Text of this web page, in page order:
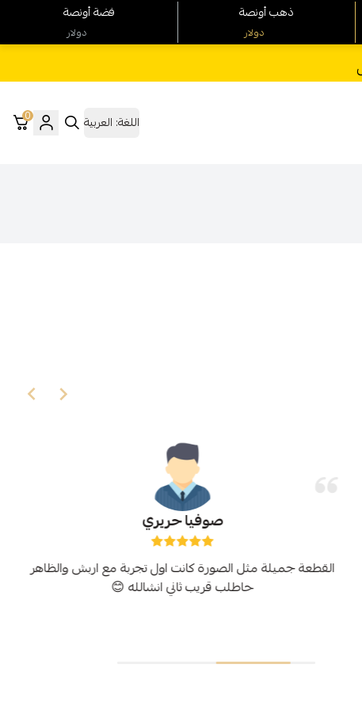
اللغة: العربية 0
صوفيا حريري
القطعة جميلة مثل الصورة كانت اول تجربة مع اربش والظاهر
حاطلب قريب ثاني انشالله 😊
فضة أونصة
دولار
ذهب أونصة
دولار